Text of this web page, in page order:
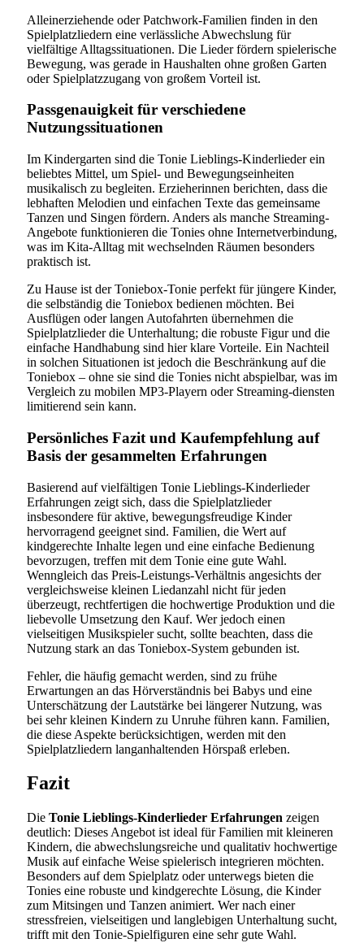
Alleinerziehende oder Patchwork-Familien finden in den
Spielplatzliedern eine verlässliche Abwechslung für
vielfältige Alltagssituationen. Die Lieder fördern spielerische
Bewegung, was gerade in Haushalten ohne großen Garten
oder Spielplatzzugang von großem Vorteil ist.
Passgenauigkeit für verschiedene
Nutzungssituationen
Im Kindergarten sind die Tonie Lieblings-Kinderlieder ein
beliebtes Mittel, um Spiel- und Bewegungseinheiten
musikalisch zu begleiten. Erzieherinnen berichten, dass die
lebhaften Melodien und einfachen Texte das gemeinsame
Tanzen und Singen fördern. Anders als manche Streaming-
Angebote funktionieren die Tonies ohne Internetverbindung,
was im Kita-Alltag mit wechselnden Räumen besonders
praktisch ist.
Zu Hause ist der Toniebox-Tonie perfekt für jüngere Kinder,
die selbständig die Toniebox bedienen möchten. Bei
Ausflügen oder langen Autofahrten übernehmen die
Spielplatzlieder die Unterhaltung; die robuste Figur und die
einfache Handhabung sind hier klare Vorteile. Ein Nachteil
in solchen Situationen ist jedoch die Beschränkung auf die
Toniebox – ohne sie sind die Tonies nicht abspielbar, was im
Vergleich zu mobilen MP3-Playern oder Streaming-diensten
limitierend sein kann.
Persönliches Fazit und Kaufempfehlung auf
Basis der gesammelten Erfahrungen
Basierend auf vielfältigen Tonie Lieblings-Kinderlieder
Erfahrungen zeigt sich, dass die Spielplatzlieder
insbesondere für aktive, bewegungsfreudige Kinder
hervorragend geeignet sind. Familien, die Wert auf
kindgerechte Inhalte legen und eine einfache Bedienung
bevorzugen, treffen mit dem Tonie eine gute Wahl.
Wenngleich das Preis-Leistungs-Verhältnis angesichts der
vergleichsweise kleinen Liedanzahl nicht für jeden
überzeugt, rechtfertigen die hochwertige Produktion und die
liebevolle Umsetzung den Kauf. Wer jedoch einen
vielseitigen Musikspieler sucht, sollte beachten, dass die
Nutzung stark an das Toniebox-System gebunden ist.
Fehler, die häufig gemacht werden, sind zu frühe
Erwartungen an das Hörverständnis bei Babys und eine
Unterschätzung der Lautstärke bei längerer Nutzung, was
bei sehr kleinen Kindern zu Unruhe führen kann. Familien,
die diese Aspekte berücksichtigen, werden mit den
Spielplatzliedern langanhaltenden Hörspaß erleben.
Fazit
Die Tonie Lieblings-Kinderlieder Erfahrungen zeigen
deutlich: Dieses Angebot ist ideal für Familien mit kleineren
Kindern, die abwechslungsreiche und qualitativ hochwertige
Musik auf einfache Weise spielerisch integrieren möchten.
Besonders auf dem Spielplatz oder unterwegs bieten die
Tonies eine robuste und kindgerechte Lösung, die Kinder
zum Mitsingen und Tanzen animiert. Wer nach einer
stressfreien, vielseitigen und langlebigen Unterhaltung sucht,
trifft mit den Tonie-Spielfiguren eine sehr gute Wahl.